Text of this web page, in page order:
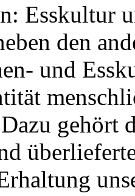
mit dem Blick für
und
Esskultur
den
und
gehört